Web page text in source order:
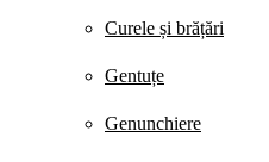
Curele și brățări
Gentuțe
Genunchiere